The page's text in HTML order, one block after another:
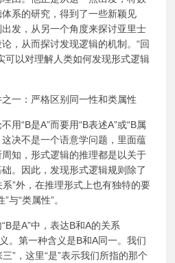
系的研究，得到了一些新颖见
发，从另一个角度来探讨亚里士
，从而探讨发现逻辑的机制。“回
可以对理解人类如何发现形式逻辑
一：严格区别同一性和类属性
用“B是A”而要用“B表述A”或“B属
决不是一个语意学问题，里面蕴
知，形式逻辑的推理都是以关于
。因此，发现形式逻辑规则除了
系”外，在推理形式上也有独特的要
与“类属性”。
是A”中，表达B和A的关系
。第一种含义是B和A同一。我们
”，这里“是”表示我们所指的那个